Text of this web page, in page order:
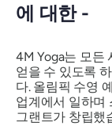
에 대한 -
4M Yoga는 모든
얻을 수 있도록
다. 올림픽 수영
업계에서 일하며
그랜트가 창립했